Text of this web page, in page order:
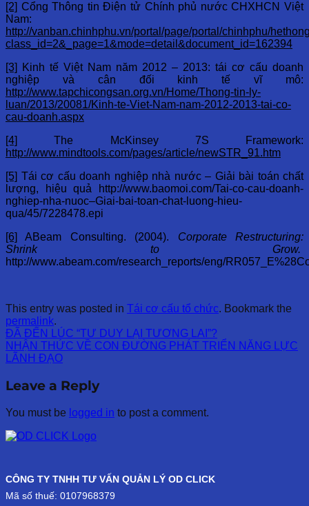
[2] Cổng Thông tin Điện tử Chính phủ nước CHXHCN Việt
Nam:
http://vanban.chinhphu.vn/portal/page/portal/chinhphu/
class_id=2&_page=1&mode=detail&document_id=162394
[3]
Kinh tế Việt Nam năm 2012 – 2013: tái cơ cấu doanh
nghiệp và cân đối kinh tế vĩ mô:
http://www.tapchicongsan.org.vn/Home/Thong-tin-ly-
luan/2013/20081/Kinh-te-Viet-Nam-nam-2012-2013-tai-co-
cau-doanh.aspx
[4]
The McKinsey 7S Framework:
http://www.mindtools.com/pages/article/newSTR_91.htm
[5] Tái cơ cấu doanh nghiệp nhà nước – Giải bài toán chất
lượng, hiệu quả http://www.baomoi.com/Tai-co-cau-doanh-
nghiep-nha-nuoc–Giai-bai-toan-chat-luong-hieu-
qua/45/7228478.epi
[6]
ABeam Consulting. (2004). Corporate Restructuring:
Shrink to Grow.
http://www.abeam.com/research_reports/eng/
This entry was posted in Tái cơ cấu tổ chức. Bookmark the
permalink.
ĐÃ ĐẾN LÚC “TƯ DUY LẠI TƯƠNG LAI”?
NHẬN THỨC VỀ CON ĐƯỜNG PHÁT TRIỂN NĂNG LỰC
LÃNH ĐẠO
Leave a Reply
You must be logged in to post a comment.
CÔNG TY TNHH TƯ VẤN QUẢN LÝ OD CLICK
Mã số thuế: 0107968379